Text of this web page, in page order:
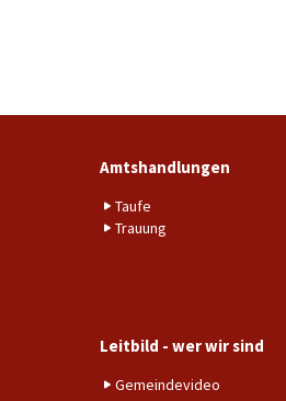
Amtshandlungen
Taufe
Trauung
Leitbild - wer wir sind
Gemeindevideo